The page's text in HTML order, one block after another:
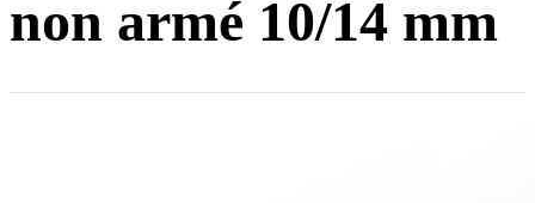
non armé 10/14 mm